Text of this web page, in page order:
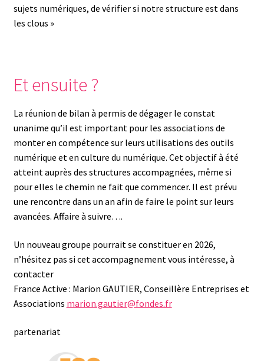
sujets numériques, de vérifier si notre structure est dans
les clous »
Et ensuite ?
La réunion de bilan à permis de dégager le constat
unanime qu’il est important pour les associations de
monter en compétence sur leurs utilisations des outils
numérique et en culture du numérique. Cet objectif à été
atteint auprès des structures accompagnées, même si
pour elles le chemin ne fait que commencer. Il est prévu
une rencontre dans un an afin de faire le point sur leurs
avancées. Affaire à suivre….
Un nouveau groupe pourrait se constituer en 2026,
n’hésitez pas si cet accompagnement vous intéresse, à
contacter
France Active : Marion GAUTIER, Conseillère Entreprises et
Associations marion.gautier@fondes.fr
partenariat